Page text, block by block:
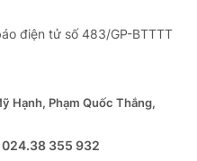
điện tử số 483/GP-BTTTT
Hạnh, Phạm Quốc Thắng,
355 932